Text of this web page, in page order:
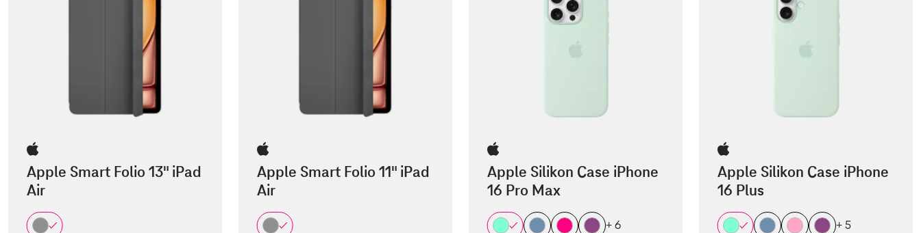
Apple Smart Folio 13" iPad
Air
Apple Smart Folio 11" iPad
Air
Apple Silikon Case iPhone
16 Pro Max
+ 6
Apple Silikon Case iPhone
16 Plus
+ 5